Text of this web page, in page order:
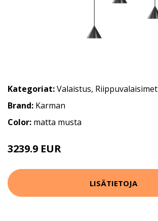
Kategoriat:Valaistus, Riippuvalaisimet
Brand: Karman
Color: matta musta
3239.9 EUR
LISÄTIETOJA